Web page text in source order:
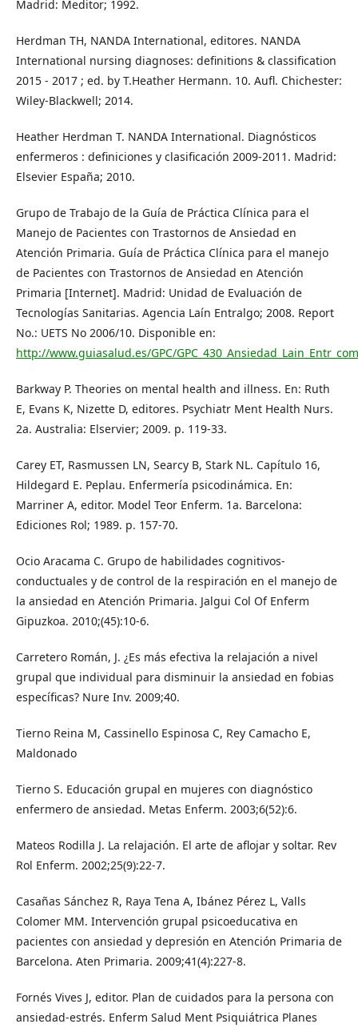
Madrid: Meditor; 1992.
Herdman TH, NANDA International, editores. NANDA
International nursing diagnoses: definitions & classification
2015 - 2017 ; ed. by T.Heather Hermann. 10. Aufl. Chichester:
Wiley-Blackwell; 2014.
Heather Herdman T. NANDA International. Diagnósticos
enfermeros : definiciones y clasificación 2009-2011. Madrid:
Elsevier España; 2010.
Grupo de Trabajo de la Guía de Práctica Clínica para el
Manejo de Pacientes con Trastornos de Ansiedad en
Atención Primaria. Guía de Práctica Clínica para el manejo
de Pacientes con Trastornos de Ansiedad en Atención
Primaria [Internet]. Madrid: Unidad de Evaluación de
Tecnologías Sanitarias. Agencia Laín Entralgo; 2008. Report
No.: UETS No 2006/10. Disponible en:
http://www.guiasalud.es/GPC/
Barkway P. Theories on mental health and illness. En: Ruth
E, Evans K, Nizette D, editores. Psychiatr Ment Health Nurs.
2a. Australia: Elservier; 2009. p. 119-33.
Carey ET, Rasmussen LN, Searcy B, Stark NL. Capítulo 16,
Hildegard E. Peplau. Enfermería psicodinámica. En:
Marriner A, editor. Model Teor Enferm. 1a. Barcelona:
Ediciones Rol; 1989. p. 157-70.
Ocio Aracama C. Grupo de habilidades cognitivos-
conductuales y de control de la respiración en el manejo de
la ansiedad en Atención Primaria. Jalgui Col Of Enferm
Gipuzkoa. 2010;(45):10-6.
Carretero Román, J. ¿Es más efectiva la relajación a nivel
grupal que individual para disminuir la ansiedad en fobias
específicas? Nure Inv. 2009;40.
Tierno Reina M, Cassinello Espinosa C, Rey Camacho E,
Maldonado
Tierno S. Educación grupal en mujeres con diagnóstico
enfermero de ansiedad. Metas Enferm. 2003;6(52):6.
Mateos Rodilla J. La relajación. El arte de aflojar y soltar. Rev
Rol Enferm. 2002;25(9):22-7.
Casañas Sánchez R, Raya Tena A, Ibánez Pérez L, Valls
Colomer MM. Intervención grupal psicoeducativa en
pacientes con ansiedad y depresión en Atención Primaria de
Barcelona. Aten Primaria. 2009;41(4):227-8.
Fornés Vives J, editor. Plan de cuidados para la persona con
ansiedad-estrés. Enferm Salud Ment Psiquiátrica Planes